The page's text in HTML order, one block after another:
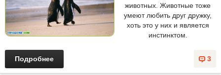
животных. Животные тоже
умеют любить друг дружку,
хоть это у них и является
инстинктом.
3
Подробнее